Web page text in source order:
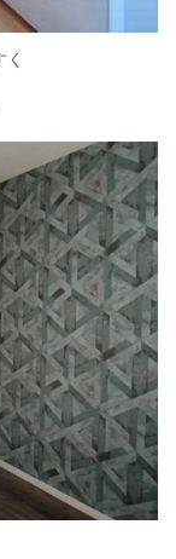
いやすく
く